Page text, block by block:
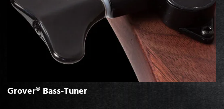
Grover® Bass-Tuner